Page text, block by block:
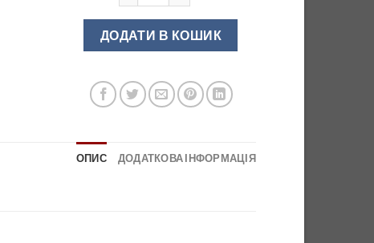
ДОДАТИ В КОШИК
ОПИС ДОДАТКОВА ІНФОРМАЦІЯ